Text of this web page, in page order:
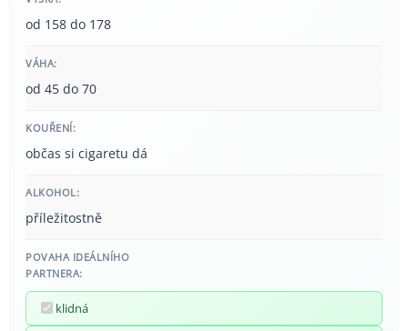
od 158 do 178
VÁHA:
od 45 do 70
KOUŘENÍ:
občas si cigaretu dá
ALKOHOL:
příležitostně
POVAHA IDEÁLNÍHO
PARTNERA:
klidná